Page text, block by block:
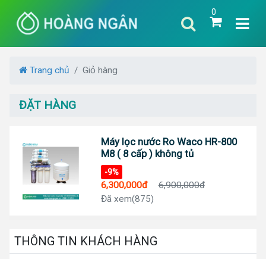
0
Trang chủ Giỏ hàng
ĐẶT HÀNG
Máy lọc nước Ro Waco HR-800
M8 ( 8 cấp ) không tủ
-9%
6,300,000đ
6,900,000đ
Đã xem(875)
THÔNG TIN KHÁCH HÀNG